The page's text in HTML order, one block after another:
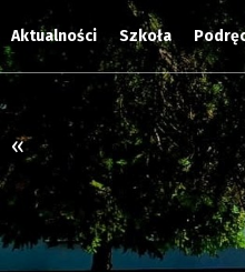
«
Aktualności Szkoła